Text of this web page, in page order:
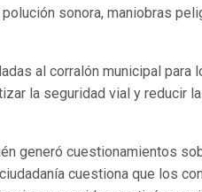
sonora, maniobras
al corralón municipal
la seguridad vial y reducir
generó cuestionamientos
cuestiona que los